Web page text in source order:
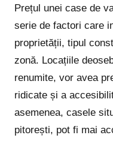
Prețul unei case de
serie de factori care
proprietății, tipul
zonă. Locațiile
renumite, vor avea
ridicate și a
asemenea, casele
pitorești, pot fi mai